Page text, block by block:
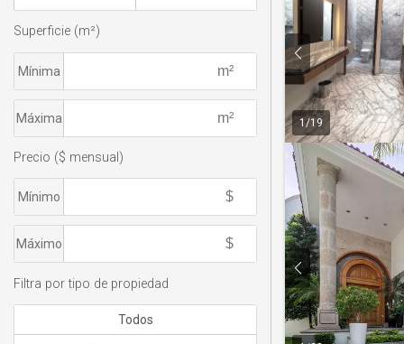
1/19
Superficie (m²)
Mínima
Máxima
Precio ($ mensual)
Mínimo
Máximo
Filtra por tipo de propiedad
Todos